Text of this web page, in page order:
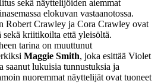
sekä näyttelijöiden aiemmat
elokuvan vastaanotossa.
Robert Crawley ja Cora Crawley ovat
sekä kriitikoilta että yleisöltä.
tarina on muuttunut
Maggie Smith, joka esittää Violet
saanut lukuisia tunnustuksia ja
nuoremmat näyttelijät ovat tuoneet